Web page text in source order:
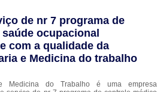
de nr 7 programa de
ocupacional
com a qualidade da
e Medicina do trabalho
Medicina do Trabalho é uma empresa